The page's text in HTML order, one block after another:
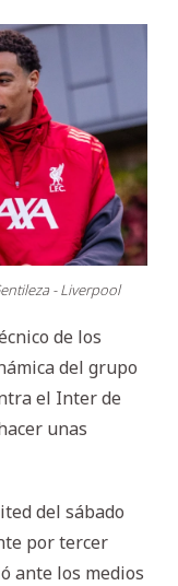
- Liverpool
de los
del grupo
el Inter de
unas
del sábado
por tercer
ante los medios